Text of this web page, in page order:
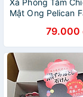
Xà Phòng Tắm
Mật Ong Pelican
79.000